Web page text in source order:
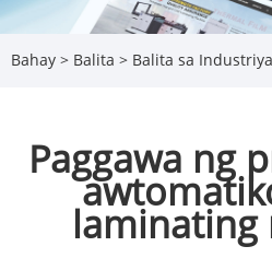
Bahay > Balita > Balita sa Industriya
Paggawa ng
laminating